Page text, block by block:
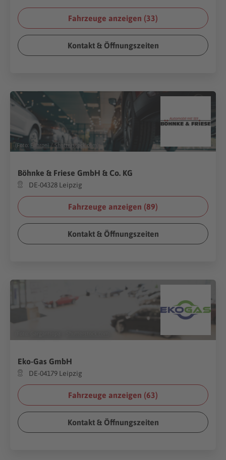
Fahrzeuge anzeigen (33)
Kontakt & Öffnungszeiten
(Foto: Fahroni / Shutterstock.com
Böhnke & Friese GmbH & Co. KG
DE-04328 Leipzig
Fahrzeuge anzeigen (89)
Kontakt & Öffnungszeiten
Eko-Gas GmbH
DE-04179 Leipzig
Fahrzeuge anzeigen (63)
Kontakt & Öffnungszeiten